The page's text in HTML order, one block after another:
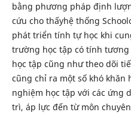
bằng phương pháp định
cứu cho thấyhệ thống
phát triển tính tự học khi
trường học tập có tính
học tập cũng như theo dõi
cũng chỉ ra một số khó
nghiệm học tập với các ứng
trì, áp lực đến từ môn